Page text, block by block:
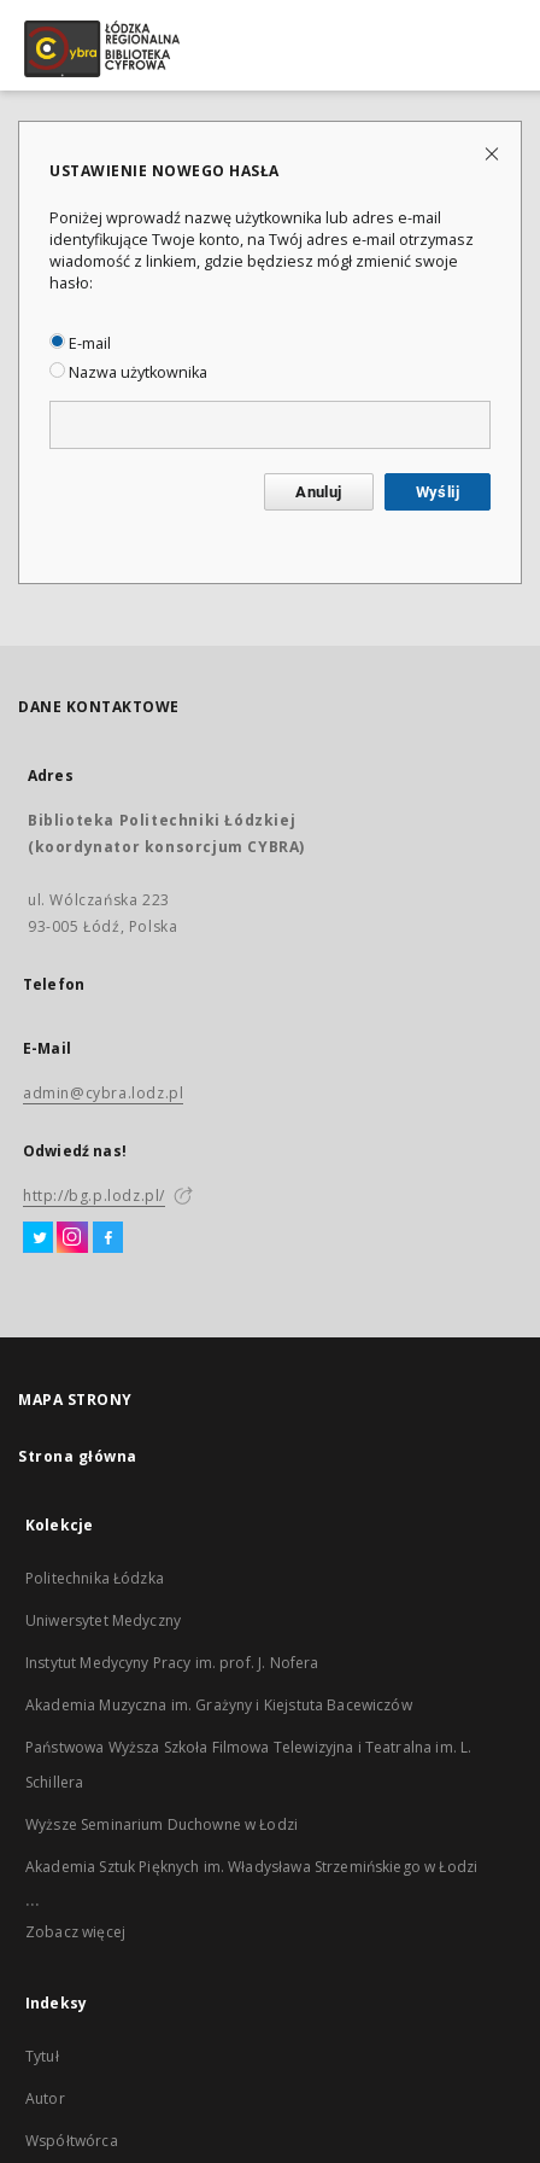
USTAWIENIE NOWEGO HASŁA
Poniżej wprowadź nazwę użytkownika lub adres e-mail
identyfikujące Twoje konto, na Twój adres e-mail otrzymasz
wiadomość z linkiem, gdzie będziesz mógł zmienić swoje
hasło:
E-mail
Nazwa użytkownika
Anuluj Wyślij
DANE KONTAKTOWE
Adres
Biblioteka Politechniki Łódzkiej
(koordynator konsorcjum CYBRA)
ul. Wólczańska 223
93-005 Łódź, Polska
Telefon
E-Mail
admin@cybra.lodz.pl
Odwiedź nas!
http://bg.p.lodz.pl/
MAPA STRONY
Strona główna
Kolekcje
Politechnika Łódzka
Uniwersytet Medyczny
Instytut Medycyny Pracy im. prof. J. Nofera
Akademia Muzyczna im. Grażyny i Kiejstuta Bacewiczów
Państwowa Wyższa Szkoła Filmowa Telewizyjna i Teatralna im. L.
Schillera
Wyższe Seminarium Duchowne w Łodzi
Akademia Sztuk Pięknych im. Władysława Strzemińskiego w Łodzi
...
Zobacz więcej
Indeksy
Tytuł
Autor
Współtwórca